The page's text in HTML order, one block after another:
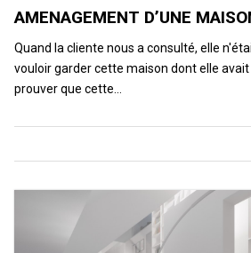
AMENAGEMENT D’UNE
Quand la cliente nous a consulté, elle
vouloir garder cette maison dont elle avait
prouver que cette…